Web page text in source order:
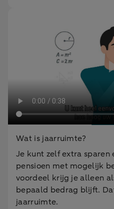
Wat is jaarruimte?
Je kunt zelf extra
pensioen met mogelijk
voordeel krijg je alleen
bepaald bedrag blijft.
jaarruimte.